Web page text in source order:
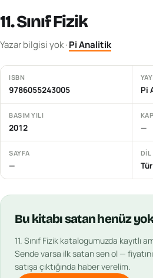
11. Sınıf Fizik
Yazar bilgisi yok·Pi Analitik
ISBN
9786055243005 Pi
BASIM YILI
2012 —
SAYFA
—
DIL
Bu kitabısatan henüz yok
11. Sınıf Fizik katalogumuzda kayıtlı
Sende varsa ilk satan sen ol —
satışa çıktığında haber verelim.